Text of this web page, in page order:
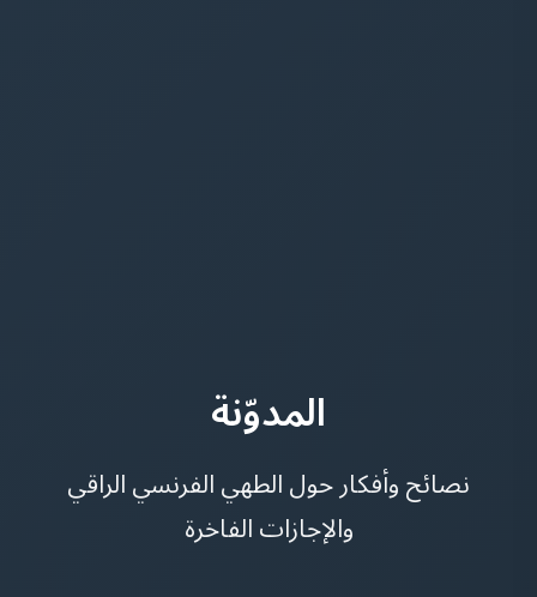
المدوّنة
نصائح وأفكار حول الطهي الفرنسي الراقي
والإجازات الفاخرة